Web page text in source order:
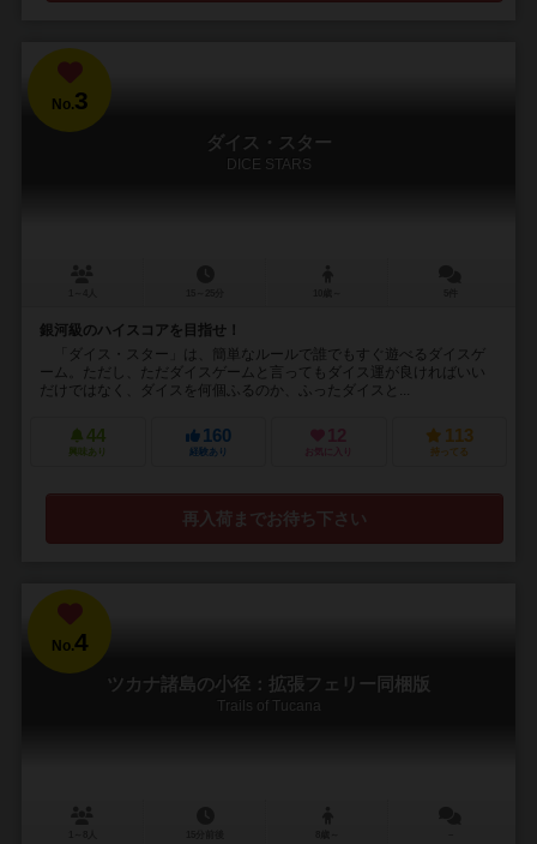
No.3
ダイス・スター
DICE STARS
銀河級のハイスコアを目指せ！
「ダイス・スター」は、簡単なルールで誰でもすぐ遊べるダイスゲ
ーム。ただし、ただダイスゲームと言ってもダイス運が良ければいい
だけではなく、ダイスを何個ふるのか、ふったダイスと...
44
興味あり
160
経験あり
12
お気に入り
113
持ってる
再入荷までお待ち下さい
No.4
ツカナ諸島の小径：拡張フェリー同梱版
Trails of Tucana